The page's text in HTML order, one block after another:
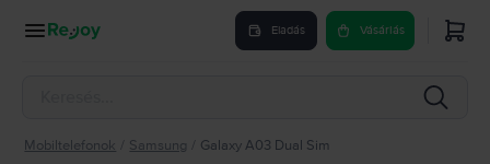
Eladás Vásárlás
Mobiltelefonok Samsung Galaxy A03 Dual Sim